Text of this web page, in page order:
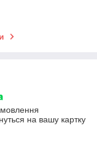
на вашу картку